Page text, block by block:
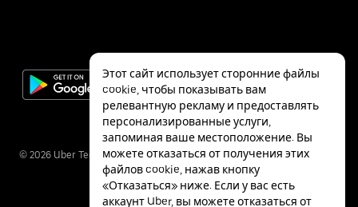
© 2026 Uber Technologies Inc.
Этот сайт использует сторонние файлы
cookie, чтобы показывать вам
релевантную рекламу и предоставлять
персонализированные услуги,
запоминая ваше местоположение. Вы
можете отказаться от получения этих
файлов cookie, нажав кнопку
«Отказаться» ниже. Если у вас есть
аккаунт Uber, вы можете отказаться от